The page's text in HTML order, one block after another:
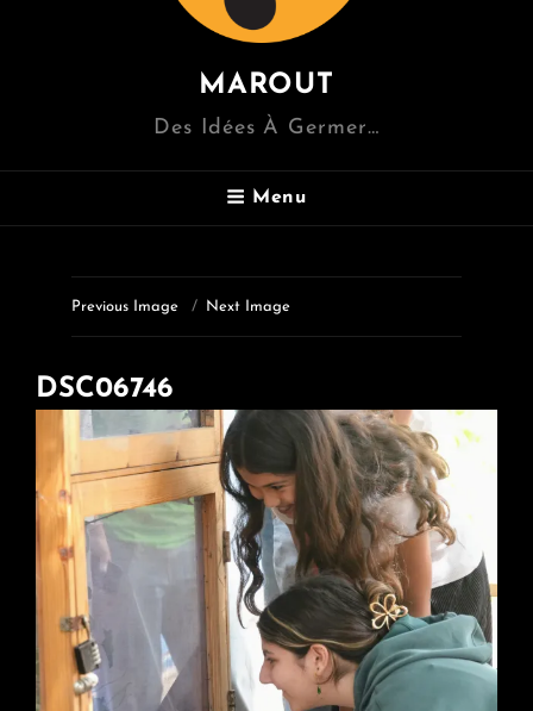
MAROUT
Des Idées À Germer…
Menu
Previous Image Next Image
DSC06746